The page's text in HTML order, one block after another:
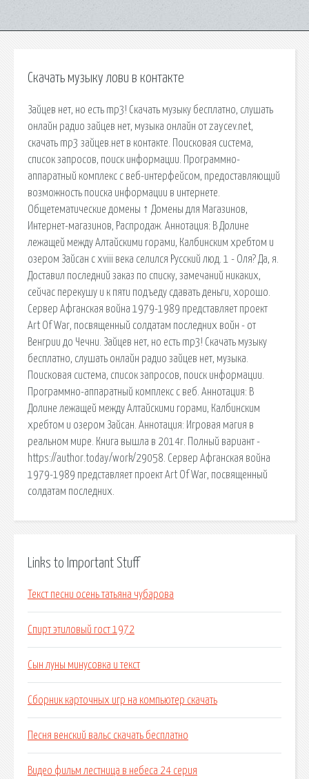
Скачать музыку лови в контакте
Зайцев нет, но есть mp3! Скачать музыку бесплатно, слушать
онлайн радио зайцев нет, музыка онлайн от zaycev.net,
скачать mp3 зайцев.нет в контакте. Поисковая сиcтема,
список запросов, поиск информации. Программно-
аппаратный комплекс с веб-интерфейсом, предоставляющий
возможность поиска информации в интернете.
Общетематические домены ↑ Домены для Магазинов,
Интернет-магазинов, Распродаж. Аннотация: В Долине
лежащей между Алтайскими горами, Калбинским хребтом и
озером Зайсан с xviii века селился Русский люд. 1 - Оля? Да, я.
Доставил последний заказ по списку, замечаний никаких,
сейчас перекушу и к пяти подъеду сдавать деньги, хорошо.
Сервер Афганская война 1979-1989 представляет проект
Art Of War, посвященный солдатам последних войн - от
Венгрии до Чечни. Зайцев нет, но есть mp3! Скачать музыку
бесплатно, слушать онлайн радио зайцев нет, музыка.
Поисковая сиcтема, список запросов, поиск информации.
Программно-аппаратный комплекс с веб. Аннотация: В
Долине лежащей между Алтайскими горами, Калбинским
хребтом и озером Зайсан. Аннотация: Игровая магия в
реальном мире. Книга вышла в 2014г. Полный вариант -
https://author.today/work/29058. Сервер Афганская война
1979-1989 представляет проект Art Of War, посвященный
солдатам последних.
Links to Important Stuff
Текст песни осень татьяна чубарова
Спирт этиловый гост 1972
Сын луны минусовка и текст
Сборник карточных игр на компьютер скачать
Песня венский вальс скачать бесплатно
Видео фильм лестница в небеса 24 серия